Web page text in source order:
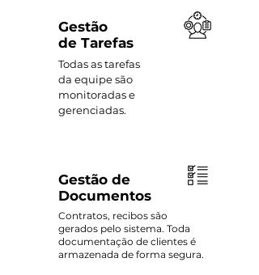
Gestão
de Tarefas
Todas as tarefas
da equipe são
monitoradas e
gerenciadas.
Gestão de
Documentos
Contratos, recibos são
gerados pelo sistema. Toda
documentação de clientes é
armazenada de forma segura.